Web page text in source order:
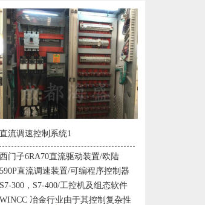
塑料机械控制系统1
典型的塑料生产线电控系统配置：
丹佛斯变频器VLT5000， RKC温控
仪表， 西门子可编程序控制器S7-
200， 工控组态软件WINCC或